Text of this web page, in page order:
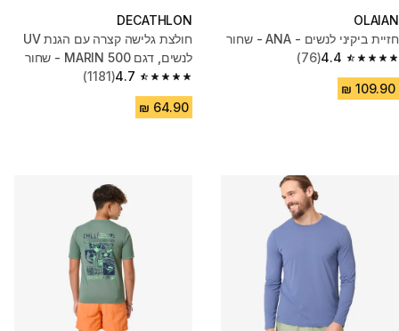
OLAIAN
חזיית ביקיני לנשים - ANA - שחור
4.4
4.4 out of 5 stars from 76 reviews
(76)
DECATHLON
חולצת גלישה קצרה עם הגנת UV
לנשים, דגם 500 MARIN - שחור
4.7
4.7 out of 5 stars from 1181 reviews
(1181)